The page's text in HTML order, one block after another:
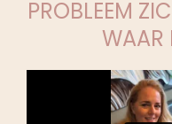
PROBLEEM
WAAR